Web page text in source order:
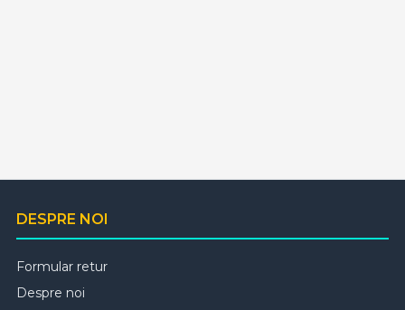
DESPRE NOI
Formular retur
Despre noi